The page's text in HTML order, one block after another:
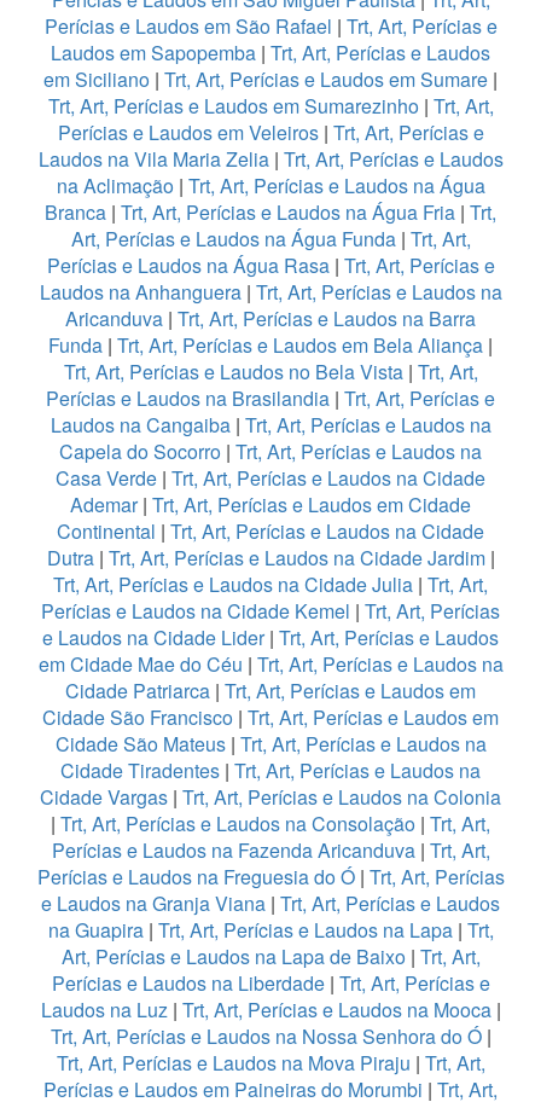
Perícias e Laudos em São Rafael | Trt, Art, Perícias e
Laudos em Sapopemba | Trt, Art, Perícias e Laudos
em Siciliano | Trt, Art, Perícias e Laudos em Sumare |
Trt, Art, Perícias e Laudos em Sumarezinho| Trt, Art,
Perícias e Laudos em Veleiros| Trt, Art, Perícias e
Laudos na Vila Maria Zelia| Trt, Art, Perícias e Laudos
na Aclimação| Trt, Art, Perícias e Laudos na Água
Branca | Trt, Art, Perícias e Laudos na Água Fria | Trt,
Art, Perícias e Laudos na Água Funda| Trt, Art,
Perícias e Laudos na Água Rasa | Trt, Art, Perícias e
Laudos na Anhanguera| Trt, Art, Perícias e Laudos na
Aricanduva | Trt, Art, Perícias e Laudos na Barra
Funda | Trt, Art, Perícias e Laudos em Bela Aliança |
Trt, Art, Perícias e Laudos no Bela Vista| Trt, Art,
Perícias e Laudos na Brasilandia | Trt, Art, Perícias e
Laudos na Cangaiba| Trt, Art, Perícias e Laudos na
Capela do Socorro | Trt, Art, Perícias e Laudos na
Casa Verde | Trt, Art, Perícias e Laudos na Cidade
Ademar| Trt, Art, Perícias e Laudos em Cidade
Continental | Trt, Art, Perícias e Laudos na Cidade
Dutra | Trt, Art, Perícias e Laudos na Cidade Jardim|
Trt, Art, Perícias e Laudos na Cidade Julia | Trt, Art,
Perícias e Laudos na Cidade Kemel | Trt, Art, Perícias
e Laudos na Cidade Lider| Trt, Art, Perícias e Laudos
em Cidade Mae do Céu | Trt, Art, Perícias e Laudos na
Cidade Patriarca | Trt, Art, Perícias e Laudos em
Cidade São Francisco | Trt, Art, Perícias e Laudos em
Cidade São Mateus| Trt, Art, Perícias e Laudos na
Cidade Tiradentes | Trt, Art, Perícias e Laudos na
Cidade Vargas | Trt, Art, Perícias e Laudos na Colonia
| Trt, Art, Perícias e Laudos na Consolação | Trt, Art,
Perícias e Laudos na Fazenda Aricanduva| Trt, Art,
Perícias e Laudos na Freguesia do Ó| Trt, Art, Perícias
e Laudos na Granja Viana | Trt, Art, Perícias e Laudos
na Guapira| Trt, Art, Perícias e Laudos na Lapa| Trt,
Art, Perícias e Laudos na Lapa de Baixo | Trt, Art,
Perícias e Laudos na Liberdade | Trt, Art, Perícias e
Laudos na Luz| Trt, Art, Perícias e Laudos na Mooca|
Trt, Art, Perícias e Laudos na Nossa Senhora do Ó|
Trt, Art, Perícias e Laudos na Mova Piraju | Trt, Art,
Perícias e Laudos em Paineiras do Morumbi | Trt, Art,